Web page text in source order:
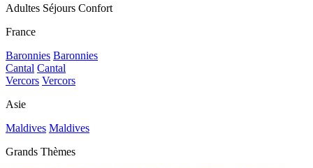
Adultes Séjours Confort
France
Baronnies Baronnies
Cantal Cantal
Vercors Vercors
Asie
Maldives Maldives
Grands Thèmes